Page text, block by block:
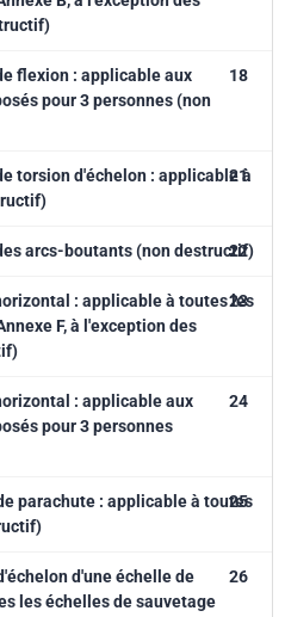
flexion : applicable aux
pour 3 personnes (non
18
torsion d'échelon : applicable à
21
arcs-boutants (non destructif)
22
: applicable à toutes les
F, à l'exception des
23
: applicable aux
pour 3 personnes
24
parachute : applicable à toutes
25
d'une échelle de
les échelles de sauvetage
26